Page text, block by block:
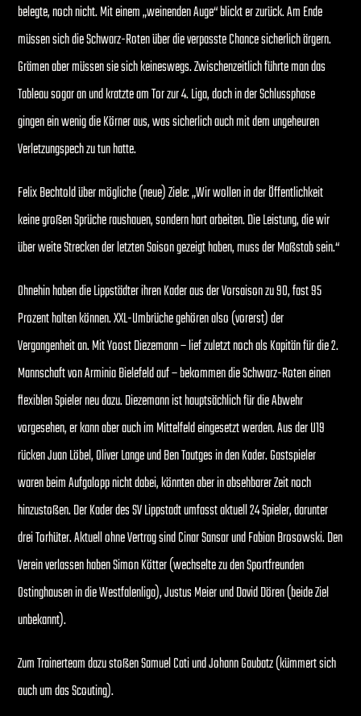
belegte, noch nicht. Mit einem „weinenden Auge“ blickt er zurück. Am Ende
müssen sich die Schwarz-Roten über die verpasste Chance sicherlich ärgern.
Grämen aber müssen sie sich keineswegs. Zwischenzeitlich führte man das
Tableau sogar an und kratzte am Tor zur 4. Liga, doch in der Schlussphase
gingen ein wenig die Körner aus, was sicherlich auch mit dem ungeheuren
Verletzungspech zu tun hatte.
Felix Bechtold über mögliche (neue) Ziele: „Wir wollen in der Öffentlichkeit
keine großen Sprüche raushauen, sondern hart arbeiten. Die Leistung, die wir
über weite Strecken der letzten Saison gezeigt haben, muss der Maßstab sein.“
Ohnehin haben die Lippstädter ihren Kader aus der Vorsaison zu 90, fast 95
Prozent halten können. XXL-Umbrüche gehören also (vorerst) der
Vergangenheit an. Mit Yoost Diezemann – lief zuletzt noch als Kapitän für die 2.
Mannschaft von Arminia Bielefeld auf – bekommen die Schwarz-Roten einen
flexiblen Spieler neu dazu. Diezemann ist hauptsächlich für die Abwehr
vorgesehen, er kann aber auch im Mittelfeld eingesetzt werden. Aus der U19
rücken Juan Löbel, Oliver Lange und Ben Tautges in den Kader. Gastspieler
waren beim Aufgalopp nicht dabei, könnten aber in absehbarer Zeit noch
hinzustoßen. Der Kader des SV Lippstadt umfasst aktuell 24 Spieler, darunter
drei Torhüter. Aktuell ohne Vertrag sind Cinar Sansar und Fabian Brosowski. Den
Verein verlassen haben Simon Kötter (wechselte zu den Sportfreunden
Ostinghausen in die Westfalenliga), Justus Meier und David Dören (beide Ziel
unbekannt).
Zum Trainerteam dazu stoßen Samuel Cati und Johann Gaubatz (kümmert sich
auch um das Scouting).